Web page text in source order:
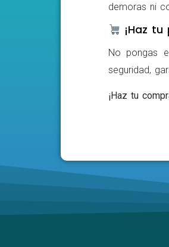
demoras ni
¡Haz
No pongas
seguridad,
¡Haz tu